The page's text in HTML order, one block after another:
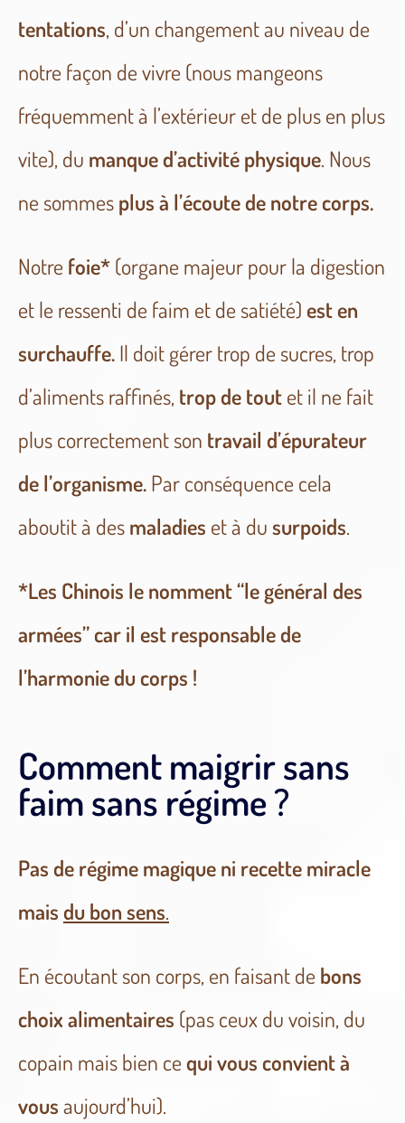
tentations, d’un changement au niveau de
notre façon de vivre (nous mangeons
fréquemment à l’extérieur et de plus en plus
vite), du manque d’activité physique. Nous
ne sommesplus à l’écoute de notre corps.
Notre foie*(organe majeur pour la digestion
et le ressenti de faim et de satiété)est en
surchauffe.Il doit gérer trop de sucres, trop
d’aliments raffinés, trop de toutet il ne fait
plus correctement son travail d’épurateur
de l’organisme.Par conséquence cela
aboutit à desmaladies et à dusurpoids.
*Les Chinois le nomment “le général des
armées” car il est responsable de
l’harmonie du corps !
Comment maigrir sans
faim sans régime ?
Pas de régime magiqueni recette miracle
maisdu bon sens.
En écoutant son corps, en faisant de bons
choix alimentaires (pas ceux du voisin, du
copain mais bien cequi vous convient à
vousaujourd’hui).